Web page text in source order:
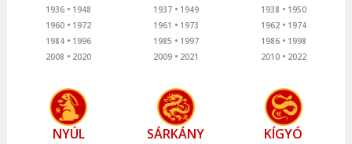
1936
1948
1960
1972
1984
1996
2008
2020
1937
1949
1961
1973
1985
1997
2009
2021
1938
1950
1962
1974
1986
1998
2010
2022
NYÚL SÁRKÁNY KÍGYÓ